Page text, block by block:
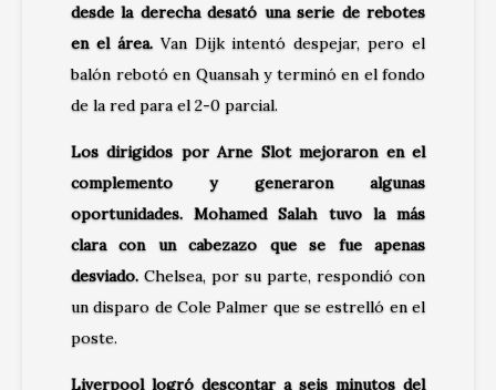
desde la derecha desató una serie de rebotes
en el área. Van Dijk intentó despejar, pero el
balón rebotó en Quansah y terminó en el fondo
de la red para el 2-0 parcial.
Los dirigidos por Arne Slot mejoraron en el
complemento y generaron algunas
oportunidades. Mohamed Salah tuvo la más
clara con un cabezazo que se fue apenas
desviado. Chelsea, por su parte, respondió con
un disparo de Cole Palmer que se estrelló en el
poste.
Liverpool logró descontar a seis minutos del